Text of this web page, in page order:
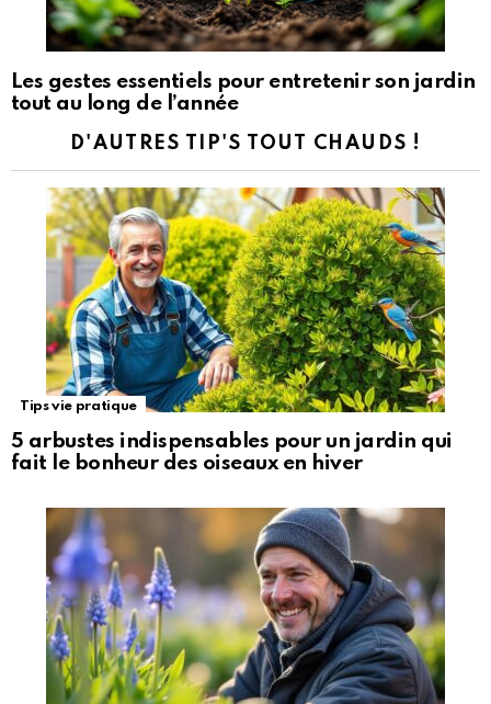
Les gestes essentiels pour entretenir son jardin
tout au long de l’année
D'AUTRES TIP'S TOUT CHAUDS !
Tips vie pratique
5 arbustes indispensables pour un jardin qui
fait le bonheur des oiseaux en hiver